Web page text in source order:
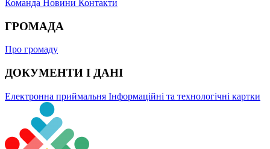
Команда Новини Контакти
ГРОМАДА
Про громаду
ДОКУМЕНТИ І ДАНІ
Електронна приймальня Інформаційні та технологічні картки